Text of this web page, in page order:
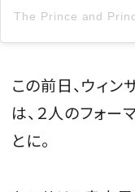
この前日、ウィ
は、２人のフォ
とに。